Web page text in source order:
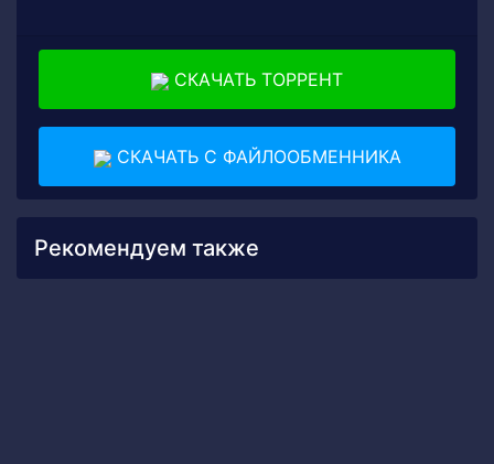
СКАЧАТЬ ТОРРЕНТ
СКАЧАТЬ С ФАЙЛООБМЕННИКА
Рекомендуем также